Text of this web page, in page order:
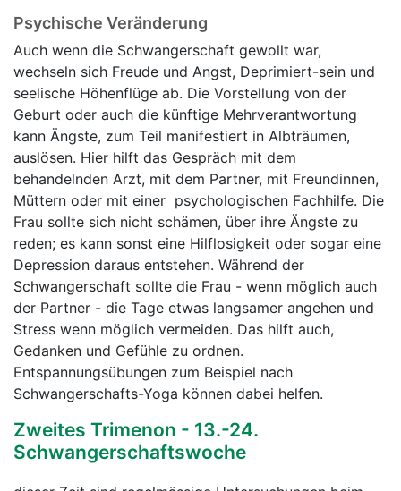
Psychische Veränderung
Auch wenn die Schwangerschaft gewollt war,
wechseln sich Freude und Angst, Deprimiert-sein und
seelische Höhenflüge ab. Die Vorstellung von der
Geburt oder auch die künftige Mehrverantwortung
kann Ängste, zum Teil manifestiert in Albträumen,
auslösen. Hier hilft das Gespräch mit dem
behandelnden Arzt, mit dem Partner, mit Freundinnen,
Müttern oder mit einer psychologischen Fachhilfe. Die
Frau sollte sich nicht schämen, über ihre Ängste zu
reden; es kann sonst eine Hilflosigkeit oder sogar eine
Depression daraus entstehen. Während der
Schwangerschaft sollte die Frau - wenn möglich auch
der Partner - die Tage etwas langsamer angehen und
Stress wenn möglich vermeiden. Das hilft auch,
Gedanken und Gefühle zu ordnen.
Entspannungsübungen zum Beispiel nach
Schwangerschafts-Yoga können dabei helfen.
Zweites Trimenon - 13.-24.
Schwangerschaftswoche